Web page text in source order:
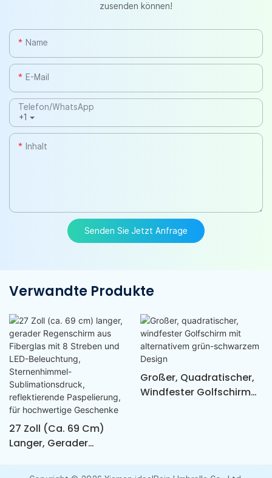
zusenden können!
Name
E-Mail
+1
Telefon/WhatsApp
Inhalt
Senden Sie Jetzt Anfrage
Verwandte Produkte
27 Zoll (ca. 69 Cm)
Langer, Gerader
Großer, Quadratischer,
Windfester Golfschirm